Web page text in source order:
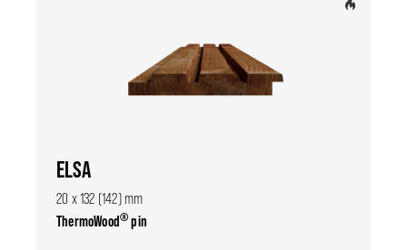
ELSA
20 x 132 (142) mm
ThermoWood®pin